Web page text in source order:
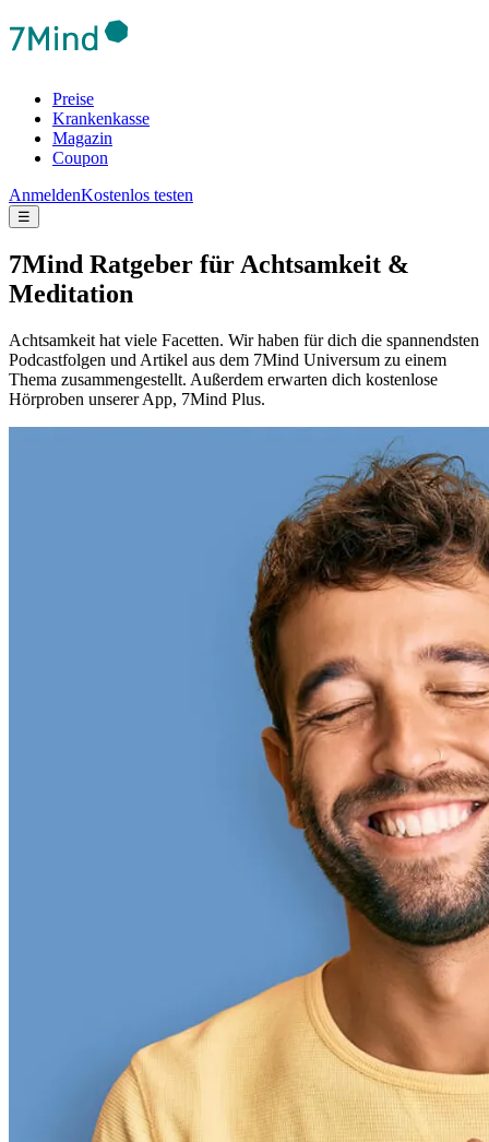
Preise
Krankenkasse
Magazin
Coupon
AnmeldenKostenlos testen
☰
7Mind Ratgeber für Achtsamkeit &
Meditation
Achtsamkeit hat viele Facetten. Wir haben für dich die spannendsten
Podcastfolgen und Artikel aus dem 7Mind Universum zu einem
Thema zusammengestellt. Außerdem erwarten dich kostenlose
Hörproben unserer App, 7Mind Plus.